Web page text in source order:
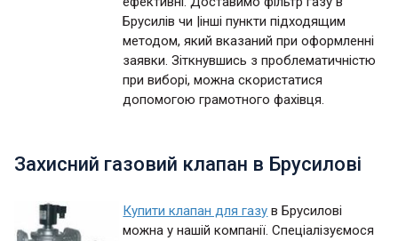
Брусилів чи |інші пункти підходящим
методом, який вказаний при оформленні
заявки. Зіткнувшись з проблематичністю
при виборі, можна скористатися
допомогою грамотного фахівця.
Захисний газовий клапан в Брусилові
Купити клапан для газу в Брусилові
можна у нашій компанії. Спеціалізуємося